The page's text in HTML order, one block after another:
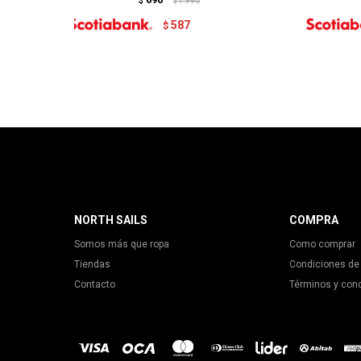
$ 587
NORTH SAILS
Somos más que ropa
Tiendas
Contacto
COMPRA
Como comprar
Condiciones
Términos y